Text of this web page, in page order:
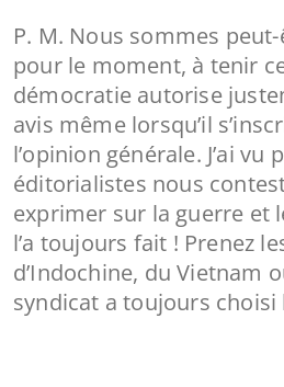
P. M. Nous sommes
pour le moment, à tenir
démocratie autorise
avis même lorsqu’il
l’opinion générale. J’ai vu
éditorialistes nous
exprimer sur la guerre et
l’a toujours fait ! Prenez
d’Indochine, du Vietnam
syndicat a toujours choisi